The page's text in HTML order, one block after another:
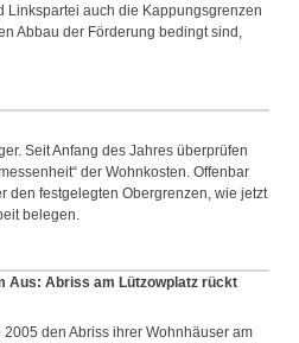
Linkspartei auch die Kappungsgrenzen
Abbau der Förderung bedingt sind,
Seit Anfang des Jahres überprüfen
der Wohnkosten. Offenbar
den festgelegten Obergrenzen, wie jetzt
belegen.
Aus: Abriss am Lützowplatz rückt
den Abriss ihrer Wohnhäuser am